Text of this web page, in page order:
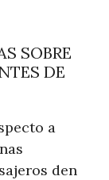
SOBRE
DE
a
den